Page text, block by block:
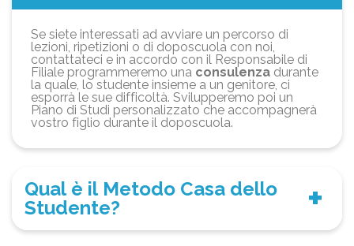
Se siete interessati ad avviare un percorso di
lezioni, ripetizioni o di doposcuola con noi,
contattateci e in accordo con il Responsabile di
Filiale programmeremo una consulenza durante
la quale, lo studente insieme a un genitore, ci
esporrà le sue difficoltà. Svilupperemo poi un
Piano di Studi personalizzato che accompagnerà
vostro figlio durante il doposcuola.
Qual è il Metodo Casa dello
Studente?